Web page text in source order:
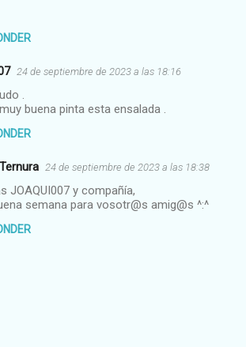
24 de septiembre de 2023 a las 18:16
.
buena pinta esta ensalada .
24 de septiembre de 2023 a las 18:38
JOAQUI007 y compañía,
semana para vosotr@s amig@s ^:^